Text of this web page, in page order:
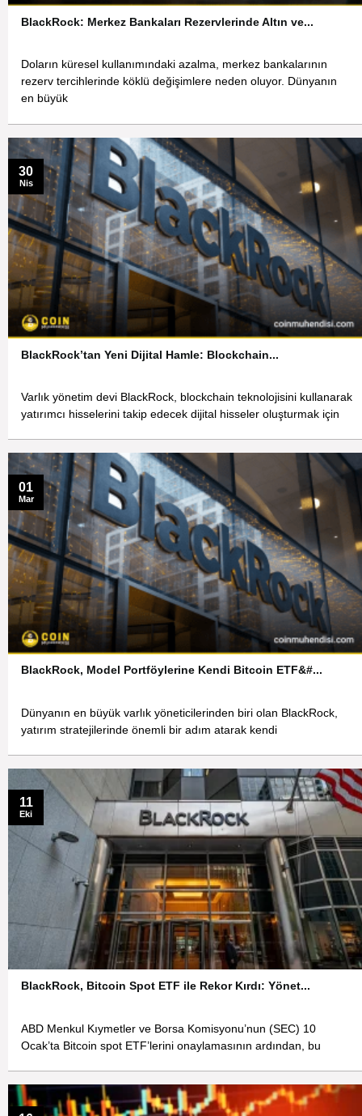
BlackRock: Merkez Bankaları Rezervlerinde Altın ve...
Doların küresel kullanımındaki azalma, merkez bankalarının
rezerv tercihlerinde köklü değişimlere neden oluyor. Dünyanın
en büyük
BlackRock’tan Yeni Dijital Hamle: Blockchain...
Varlık yönetim devi BlackRock, blockchain teknolojisini kullanarak
yatırımcı hisselerini takip edecek dijital hisseler oluşturmak için
30
Nis
BlackRock, Model Portföylerine Kendi Bitcoin ETF&#...
Dünyanın en büyük varlık yöneticilerinden biri olan BlackRock,
yatırım stratejilerinde önemli bir adım atarak kendi
01
Mar
BlackRock, Bitcoin Spot ETF ile Rekor Kırdı: Yönet...
ABD Menkul Kıymetler ve Borsa Komisyonu’nun (SEC) 10
Ocak’ta Bitcoin spot ETF’lerini onaylamasının ardından, bu
11
Eki